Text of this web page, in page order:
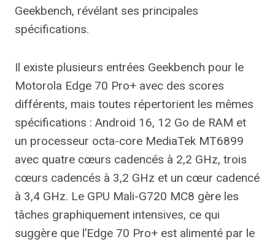
Geekbench, révélant ses principales
spécifications.
Il existe plusieurs entrées Geekbench pour le
Motorola Edge 70 Pro+ avec des scores
différents, mais toutes répertorient les mêmes
spécifications : Android 16, 12 Go de RAM et
un processeur octa-core MediaTek MT6899
avec quatre cœurs cadencés à 2,2 GHz, trois
cœurs cadencés à 3,2 GHz et un cœur cadencé
à 3,4 GHz. Le GPU Mali-G720 MC8 gère les
tâches graphiquement intensives, ce qui
suggère que l’Edge 70 Pro+ est alimenté par le